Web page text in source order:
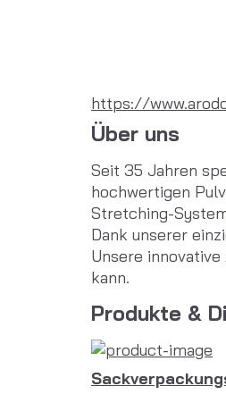
https://
Über uns
Seit 35 Jahren
hochwertigen
Stretching-
Dank unserer
Unsere
kann.
Produkte &